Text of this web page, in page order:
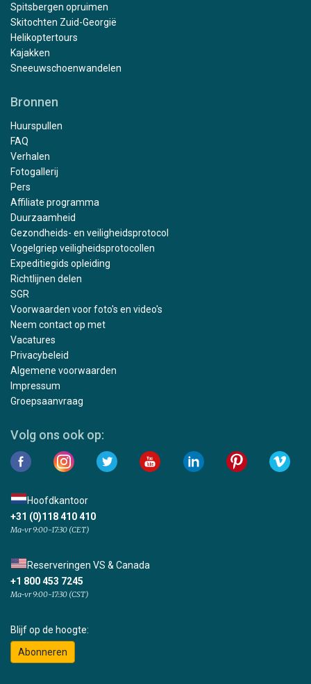
Spitsbergen opruimen
Skitochten Zuid-Georgië
Helikoptertours
Kajakken
Sneeuwschoenwandelen
Bronnen
Huurspullen
FAQ
Verhalen
Fotogallerij
Pers
Affiliate programma
Duurzaamheid
Gezondheids- en veiligheidsprotocol
Vogelgriep veiligheidsprotocollen
Expeditiegids opleiding
Richtlijnen delen
SGR
Voorwaarden voor foto's en video's
Neem contact op met
Vacatures
Privacybeleid
Algemene voorwaarden
Impressum
Groepsaanvraag
Volg ons ook op:
Hoofdkantoor
+31 (0)118 410 410
Ma-vr 9:00-17:30 (CET)
Reserveringen VS & Canada
+1 800 453 7245
Ma-vr 9:00-17:30 (CST)
Blijf op de hoogte:
Abonneren